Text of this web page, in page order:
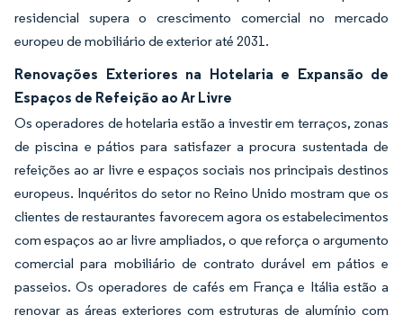
residencial supera o crescimento comercial no mercado
europeu de mobiliário de exterior até 2031.
Renovações Exteriores na Hotelaria e Expansão de
Espaços de Refeição ao Ar Livre
Os operadores de hotelaria estão a investir em terraços, zonas
de piscina e pátios para satisfazer a procura sustentada de
refeições ao ar livre e espaços sociais nos principais destinos
europeus. Inquéritos do setor no Reino Unido mostram que os
clientes de restaurantes favorecem agora os estabelecimentos
com espaços ao ar livre ampliados, o que reforça o argumento
comercial para mobiliário de contrato durável em pátios e
passeios. Os operadores de cafés em França e Itália estão a
renovar as áreas exteriores com estruturas de alumínio com